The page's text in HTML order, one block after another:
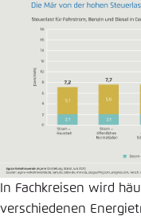
In Fachkreisen wird
verschiedenen